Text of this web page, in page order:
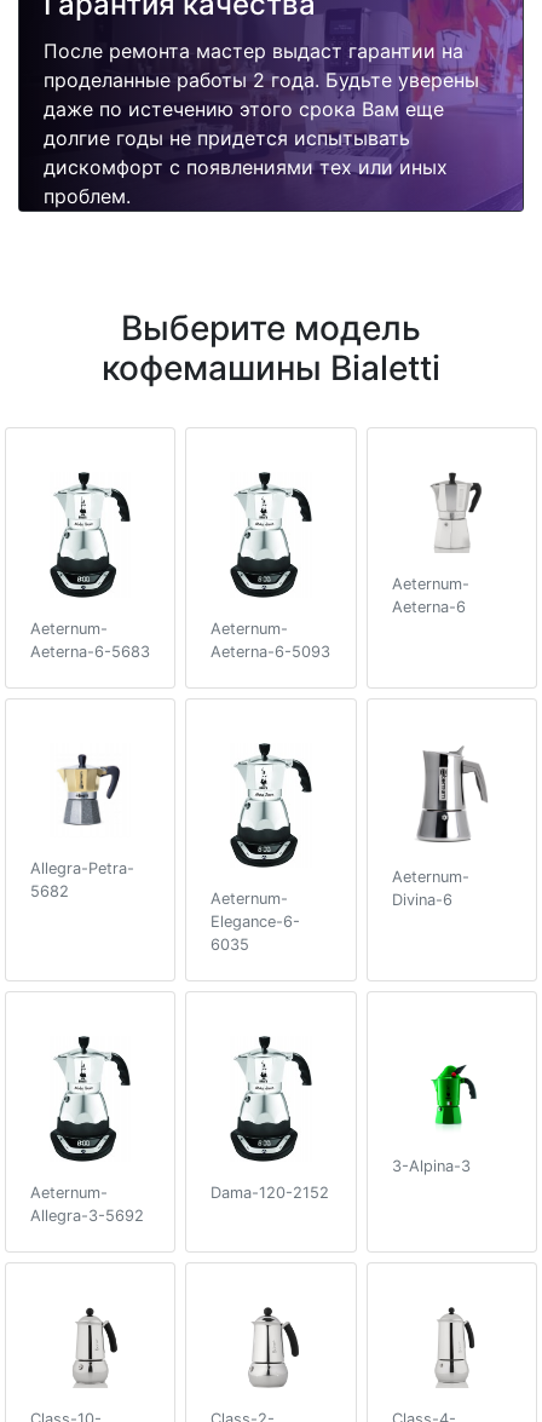
После ремонта мастер выдаст гарантии на
проделанные работы 2 года. Будьте уверены
даже по истечению этого срока Вам еще
долгие годы не придется испытывать
дискомфорт с появлениями тех или иных
проблем.
Выберите модель
кофемашины Bialetti
Aeternum-
Aeterna-6-5683
Aeternum-
Aeterna-6-5093
Aeternum-
Aeterna-6
Allegra-Petra-
5682
Aeternum-
Elegance-6-
6035
Aeternum-
Divina-6
Aeternum-
Allegra-3-5692
Dama-120-2152
3-Alpina-3